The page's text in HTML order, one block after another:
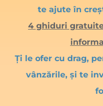
te ajute în
4 ghiduri
Ți le ofer cu drag,
vânzările, și te